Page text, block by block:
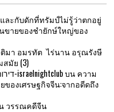
ละกับดักที่ทรัมป์ไม่รู้ว่าตกอยู่
ขายของชำยักษ์ใหญ่ของ
มา อมรทัต ไร่นาน อรุณรังษี
มัย (3)
דירות דיסקרטיות בבאר שבע-israelnightclubบน ความ
ของเศรษฐกิจจีน:จากอดีดถึง
วรรณคดีจีน